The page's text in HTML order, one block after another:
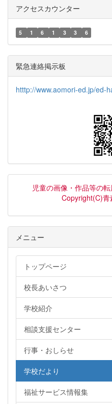
アクセスカウンター
5 1 6 1 3 3 6
緊急連絡掲示板
htttp://www.aomori-ed.jp/ed-
児童の画像・作品等の
Copyright(C)青
メニュー
トップページ
校長あいさつ
学校紹介
相談支援センター
行事・おしらせ
学校だより
福祉サービス情報集